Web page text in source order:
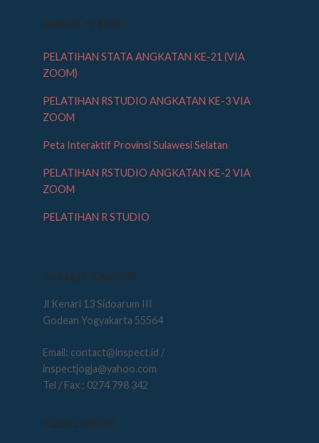
BERITA TERKINI
PELATIHAN STATA ANGKATAN KE-21 (VIA
ZOOM)
PELATIHAN RSTUDIO ANGKATAN KE-3 VIA
ZOOM
Peta Interaktif Provinsi Sulawesi Selatan
PELATIHAN RSTUDIO ANGKATAN KE-2 VIA
ZOOM
PELATIHAN R STUDIO
ALAMAT KANTOR
Jl Kenari 13 Sidoarum III
Godean Yogyakarta 55564
Email: contact@inspect.id /
inspectjogja@yahoo.com
Tel / Fax : 0274 798 342
SOSIAL MEDIA